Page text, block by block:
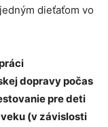
dieťaťom vo
dopravy počas
pre deti
veku (v závislosti